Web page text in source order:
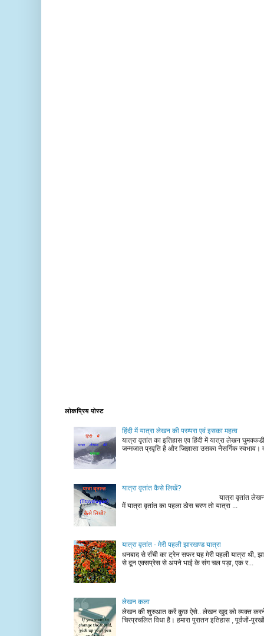
लोकप्रिय पोस्ट
हिंदी में यात्रा लेखन की परम्परा एवं इसका महत्व
यात्रा वृतांत का इतिहास एव हिंदी में यात्रा लेखन
जन्मजात प्रवृति है और जिज्ञासा उसका नैसर्गिक स्वभाव।
यात्रा वृतांत कैसे लिखें?
यात्रा वृतांत लेखन के चरण
में यात्रा वृतांत का पहला ठोस चरण तो यात्रा ...
यात्रा वृतांत - मेरी पहली झारखण्ड यात्रा
धनबाद से राँची का ट्रेन सफर यह मेरी पहली यात्रा थी,
से दून एक्सप्रेस से अपने भाई के संग चल पड़ा, एक र...
लेखन कला
लेखन की शुरुआत करें कुछ ऐसे.. लेखन खुद को व्यक्त
चिरप्रचलित विधा है। हमारा पुरातन इतिहास , पूर्वजों-